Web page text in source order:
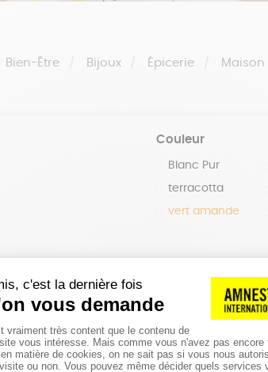
Bien-Être Bijoux Épicerie Maison
Couleur
Blanc Pur
terracotta
vert amande